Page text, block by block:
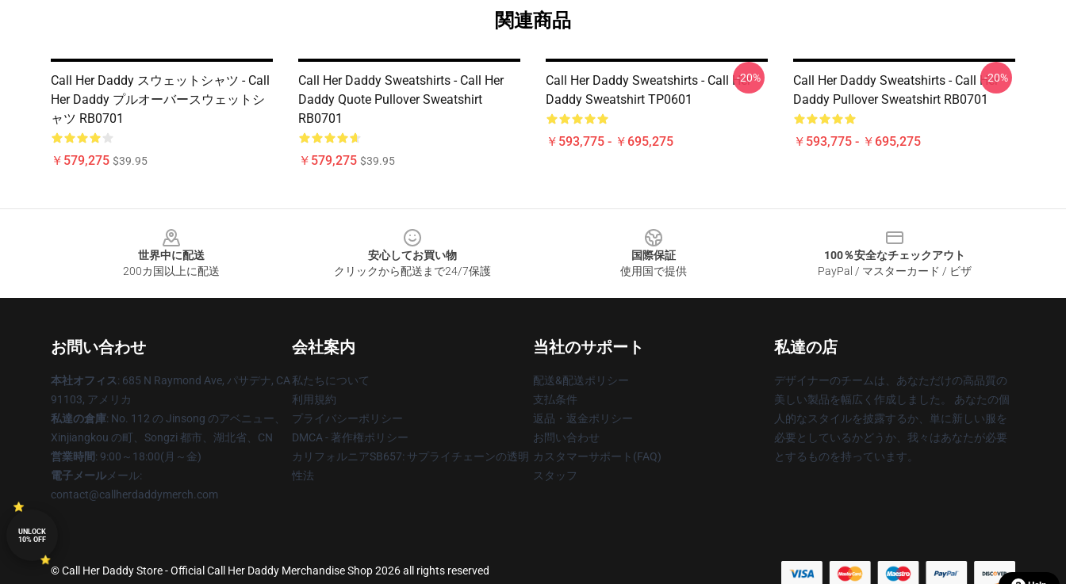
関連商品
Call Her Daddy スウェットシャツ - Call
Her Daddy プルオーバースウェットシ
ャツ RB0701
￥579,275 $39.95
Call Her Daddy Sweatshirts - Call Her
Daddy Quote Pullover Sweatshirt
RB0701
￥579,275 $39.95
Call Her Daddy Sweatshirts - Call Her
Daddy Sweatshirt TP0601
￥593,775 - ￥695,275
-20%
Call Her Daddy Sweatshirts - Call Her
Daddy Pullover Sweatshirt RB0701
￥593,775 - ￥695,275
-20%
世界中に配送
200カ国以上に配送
安心してお買い物
クリックから配送まで24/7保護
国際保証
使用国で提供
100％安全なチェックアウト
PayPal / マスターカード / ビザ
お問い合わせ
本社オフィス: 685 N Raymond Ave, パサデナ, CA
91103, アメリカ
私達の倉庫: No. 112 の Jinsong のアベニュー、
Xinjiangkou の町、Songzi 都市、湖北省、CN
営業時間: 9:00～18:00(月～金)
電子メール メール:
contact@callherdaddymerch.com
会社案内
私たちについて
利用規約
プライバシーポリシー
DMCA - 著作権ポリシー
カリフォルニアSB657: サプライチェーンの透明
性法
当社のサポート
配送&配送ポリシー
支払条件
返品・返金ポリシー
お問い合わせ
カスタマーサポート(FAQ)
スタッフ
私達の店
デザイナーのチームは、あなただけの高品質の
美しい製品を幅広く作成しました。 あなたの個
人的なスタイルを披露するか、単に新しい服を
必要としているかどうか、我々はあなたが必要
とするものを持っています。
© Call Her Daddy Store - Official Call Her Daddy Merchandise Shop 2026 all rights reserved
UNLOCK
10% OFF